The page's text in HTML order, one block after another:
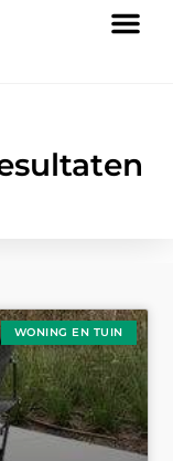
WONING EN TUIN